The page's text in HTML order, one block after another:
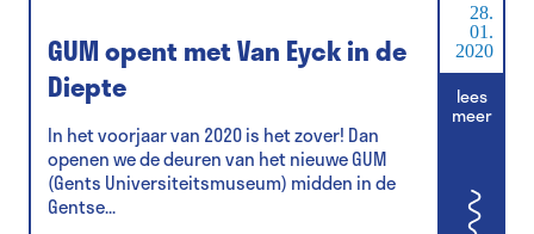
GUM opent met Van Eyck in de
Diepte
In het voorjaar van 2020 is het zover! Dan
openen we de deuren van het nieuwe GUM
(Gents Universiteitsmuseum) midden in de
Gentse...
28.
01.
2020
lees
meer